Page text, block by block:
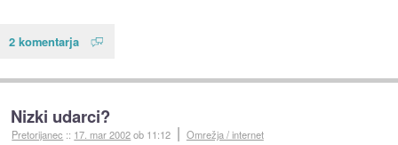
2 komentarja
Nizki udarci?
Pretorijanec :: 17. mar 2002ob 11:12 Omrežja / internet